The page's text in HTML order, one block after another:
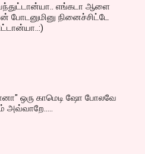
எங்கடா ஆளை
நினைச்சிட்டே
ஒரு காமெடி ஷோ போலவே
அவ்வாறே.....